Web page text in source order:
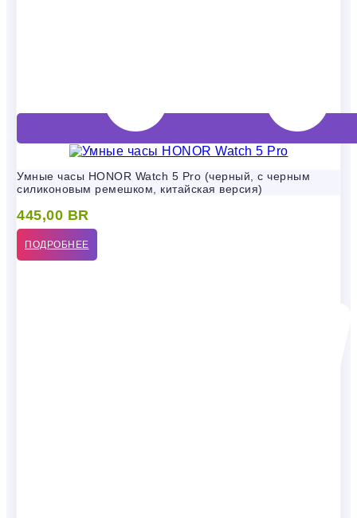
Умные часы HONOR Watch 5 Pro (черный, с черным
силиконовым ремешком, китайская версия)
445,00 BR
ПОДРОБНЕЕ